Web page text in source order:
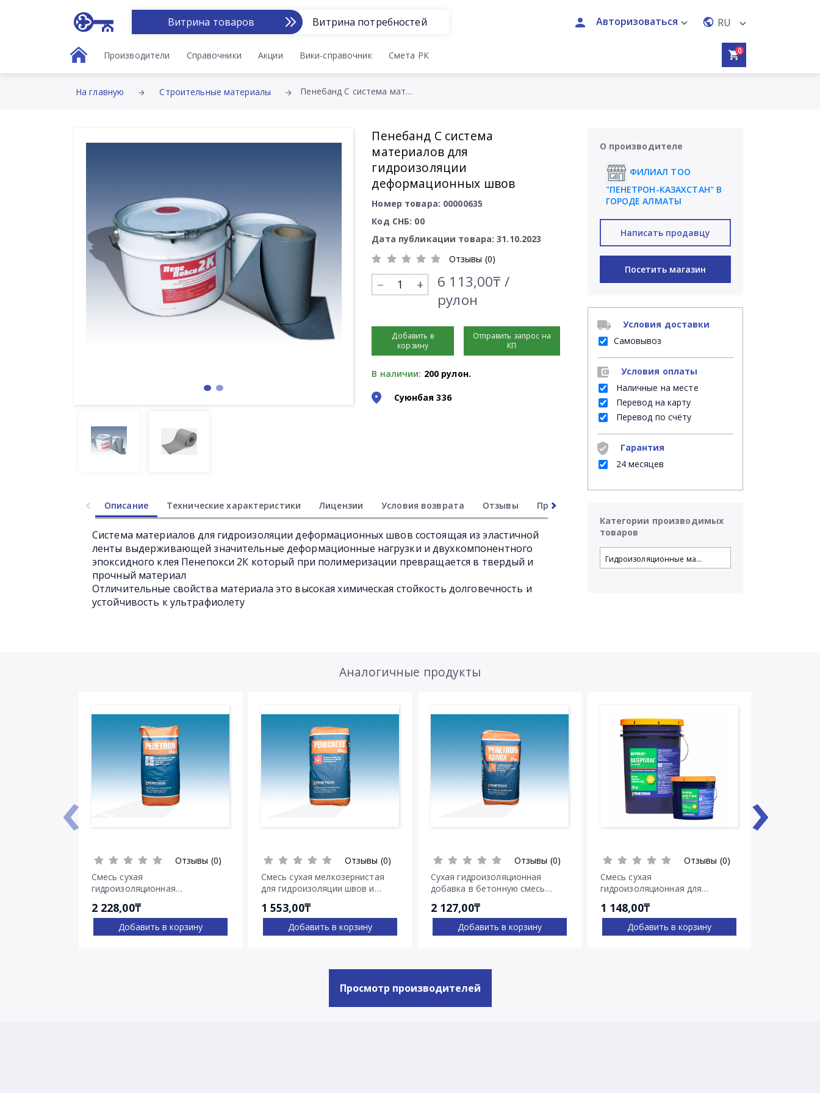
Витрина товаров Витрина потребностей Авторизоваться RU
Производители Справочники Акции Вики-справочник Смета РК 0
На главную Строительные материалы Пенебанд С система материалов для гидроизоляции деформационных швов
Пенебанд С система
материалов для
гидроизоляции
деформационных швов
Номер товара: 00000635
Код СНБ: 00
Дата публикации товара: 31.10.2023
Отзывы (0)
+
6 113,00₸ /
рулон
Добавить в
корзину
Отправить запрос на
КП
В наличии: 200 рулон.
Суюнбая 336
Описание Технические характеристики Лицензии Условия возврата Отзывы Прочее
Система материалов для гидроизоляции деформационных швов состоящая из эластичной
ленты выдерживающей значительные деформационные нагрузки и двухкомпонентного
эпоксидного клея Пенепокси 2К который при полимеризации превращается в твердый и
прочный материал
Отличительные свойства материала это высокая химическая стойкость долговечность и
устойчивость к ультрафиолету
О производителе
ФИЛИАЛ ТОО
"ПЕНЕТРОН-КАЗАХСТАН" В
ГОРОДЕ АЛМАТЫ
Написать продавцу
Посетить магазин
Условия доставки
Самовывоз
Условия оплаты
Наличные на месте
Перевод на карту
Перевод по счёту
Гарантия
24 месяцев
Категории производимых
товаров
Гидроизоляционные ма...
Аналогичные продукты
Отзывы (0)
Смесь сухая
гидроизоляционная
Пенетрон
2 228,00₸
Добавить в корзину
Отзывы (0)
Смесь сухая мелкозернистая
для гидроизоляции швов и
1 553,00₸
Добавить в корзину
Отзывы (0)
Сухая гидроизоляционная
добавка в бетонную смесь
2 127,00₸
Добавить в корзину
Отзывы (0)
Смесь сухая
гидроизоляционная для
Ватерплаг
1 148,00₸
Добавить в корзину
‹ ›
Просмотр производителей